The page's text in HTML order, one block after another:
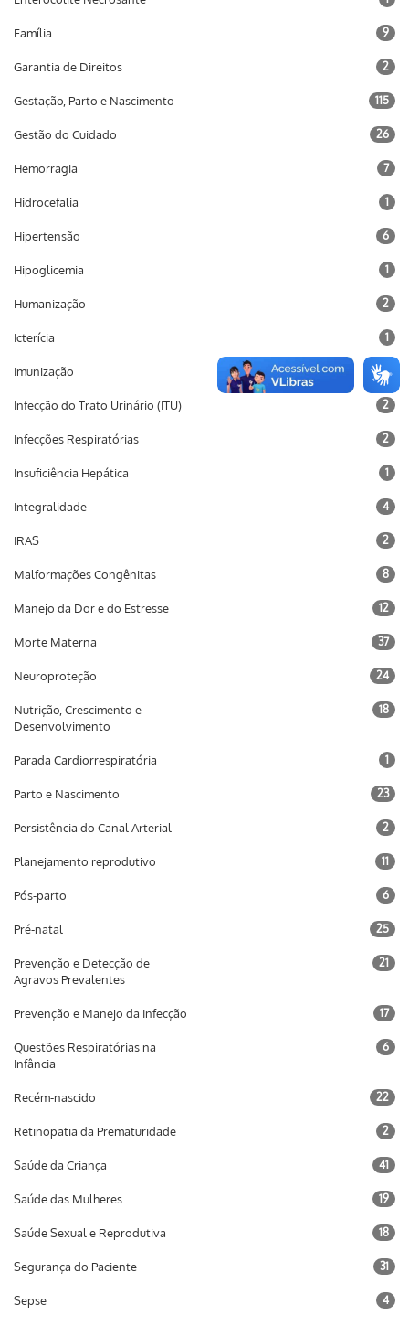
Família 9
Garantia de Direitos 2
Gestação, Parto e Nascimento 115
Gestão do Cuidado 26
Hemorragia 7
Hidrocefalia 1
Hipertensão 6
Hipoglicemia 1
Humanização 2
Icterícia 1
Imunização 10
Infecção do Trato Urinário (ITU) 2
Infecções Respiratórias 2
Insuficiência Hepática 1
Integralidade 4
IRAS 2
Malformações Congênitas 8
Manejo da Dor e do Estresse 12
Morte Materna 37
Neuroproteção 24
Nutrição, Crescimento e
Desenvolvimento
18
Parada Cardiorrespiratória 1
Parto e Nascimento 23
Persistência do Canal Arterial 2
Planejamento reprodutivo 11
Pós-parto 6
Pré-natal 25
Prevenção e Detecção de
Agravos Prevalentes
21
Prevenção e Manejo da Infecção 17
Questões Respiratórias na
Infância
6
Recém-nascido 22
Retinopatia da Prematuridade 2
Saúde da Criança 41
Saúde das Mulheres 19
Saúde Sexual e Reprodutiva 18
Segurança do Paciente 31
Sepse 4